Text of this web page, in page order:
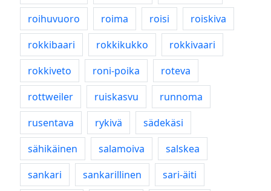
roihuvuoro
roima roisi
roiskiva
rokkibaari
rokkikukko
rokkivaari
rokkiveto
roni-poika
roteva
rottweiler
ruiskasvu
runnoma
rusentava
rykivä
sädekäsi
sähikäinen
salamoiva
salskea
sankari
sankarillinen
sari-äiti